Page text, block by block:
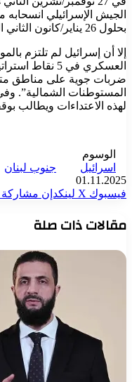
الجيش الإسرائيلي انسحابه
بحلول 26 يناير/كانون الثاني الماضي.
إلا أن إسرائيل لم تلتزم
العسكري في 5
ضربات جوية على مناطق
المستوطنات الشمالية”.
لهذه الاعتداءات ويطالب
الوسوم
اسرائيل
جنوب لبنان
01.11.2025
فيسبوك ‫X لينكدإن مشاركة
مقالات ذات صلة